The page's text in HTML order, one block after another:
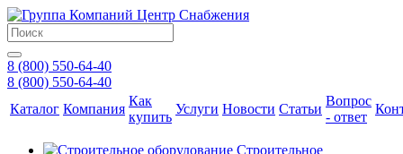
8 (800) 550-64-40
8 (800) 550-64-40
Каталог Компания
Как
купить
Услуги Новости Статьи
Вопрос
- ответ
Строительное